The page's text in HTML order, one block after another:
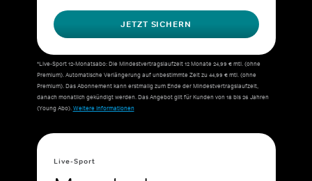
JETZT SICHERN
*Live-Sport 12-Monatsabo: Die Mindestvertragslaufzeit 12 Monate 24,99 € mtl. (ohne
Premium). Automatische Verlängerung auf unbestimmte Zeit zu 44,99 € mtl. (ohne
Premium). Das Abonnement kann erstmalig zum Ende der Mindestvertragslaufzeit,
danach monatlich gekündigt werden. Das Angebot gilt für Kunden von 18 bis 26 Jahren
(Young Abo).Weitere Informationen
Live-Sport